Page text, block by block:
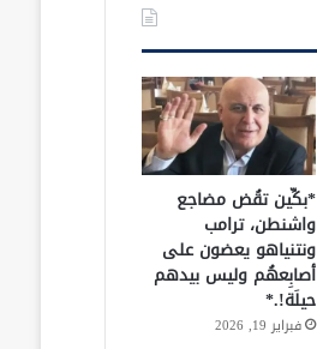
*بكِّين تقُض مضاجع
واشنطن، ترامب
ونتنياهو يعضون على
أصابِعهُم وليس بيدهم
حيلَة!.*
فبراير 19, 2026